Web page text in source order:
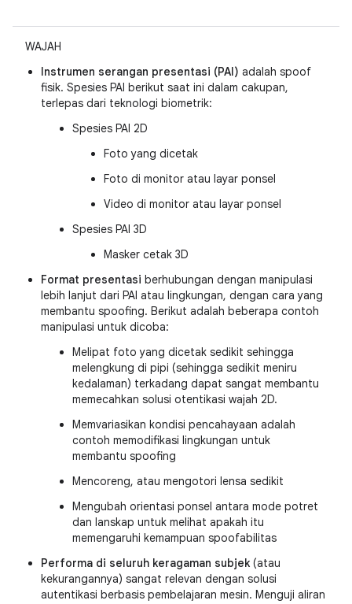
WAJAH
Instrumen serangan presentasi (PAI) adalah spoof
fisik. Spesies PAI berikut saat ini dalam cakupan,
terlepas dari teknologi biometrik:
Spesies PAI 2D
Foto yang dicetak
Foto di monitor atau layar ponsel
Video di monitor atau layar ponsel
Spesies PAI 3D
Masker cetak 3D
Format presentasi berhubungan dengan manipulasi
lebih lanjut dari PAI atau lingkungan, dengan cara yang
membantu spoofing. Berikut adalah beberapa contoh
manipulasi untuk dicoba:
Melipat foto yang dicetak sedikit sehingga
melengkung di pipi (sehingga sedikit meniru
kedalaman) terkadang dapat sangat membantu
memecahkan solusi otentikasi wajah 2D.
Memvariasikan kondisi pencahayaan adalah
contoh memodifikasi lingkungan untuk
membantu spoofing
Mencoreng, atau mengotori lensa sedikit
Mengubah orientasi ponsel antara mode potret
dan lanskap untuk melihat apakah itu
memengaruhi kemampuan spoofabilitas
Performa di seluruh keragaman subjek (atau
kekurangannya) sangat relevan dengan solusi
autentikasi berbasis pembelajaran mesin. Menguji aliran